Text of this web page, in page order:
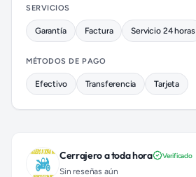
SERVICIOS
Garantía Factura Servicio 24 horas
MÉTODOS DE PAGO
Efectivo Transferencia Tarjeta
Cerrajero a toda hora Verificado
Sin reseñas aún